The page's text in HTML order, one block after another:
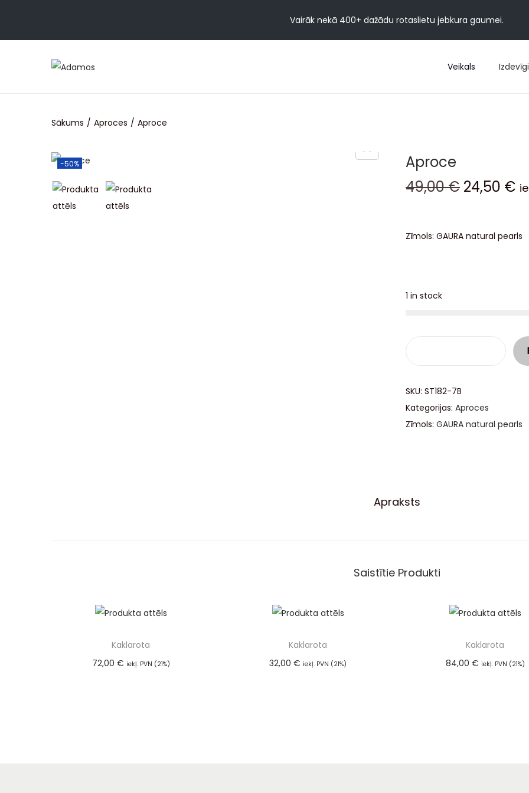
Vairāk nekā 400+ dažādu rotaslietu jebkura gaumei.
Veikals Izdevīgi
Sākums / Aproces / Aproce
-50%
Aproce
49,00€ 24,50 €
Zīmols: GAURA natural pearls
1 in stock
SKU: ST182-7B
Kategorijas: Aproces
Zīmols: GAURA natural pearls
Apraksts
Saistītie Produkti
Kaklarota
72,00 € iekļ. PVN (21%)
Kaklarota
32,00€ iekļ. PVN (21%)
Kaklarota
84,00 € iekļ. PVN (21%)